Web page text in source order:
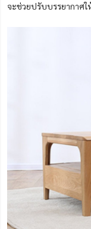
จะช่วยปรับบรรยากาศ